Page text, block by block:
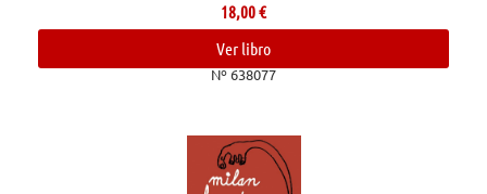
18,00€
Ver libro
Nº 638077